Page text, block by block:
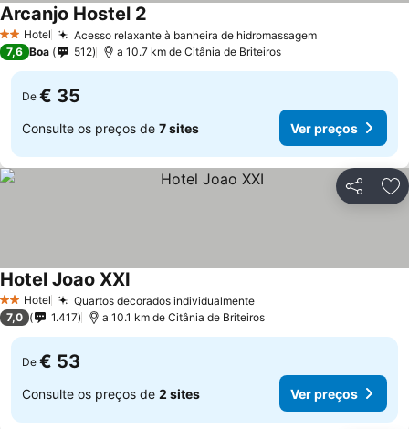
2 Estrelas
Hotel Acesso relaxante à banheira de hidromassagem
Arcanjo Hostel 2
7,6 Boa 512 a 10.7 km de Citânia de Briteiros
De € 35
Consulte os preços de 7 sites Ver preços
Partilhar
2 Estrelas
Hotel Quartos decorados individualmente
Hotel Joao XXI
7,0 1.417 a 10.1 km de Citânia de Briteiros
De € 53
Consulte os preços de 2 sites Ver preços